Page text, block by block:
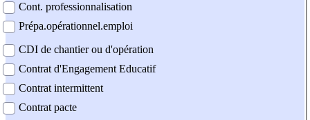
Cont. professionnalisation
Prépa.opérationnel.emploi
CDI de chantier ou d'opération
Contrat d'Engagement Educatif
Contrat intermittent
Contrat pacte